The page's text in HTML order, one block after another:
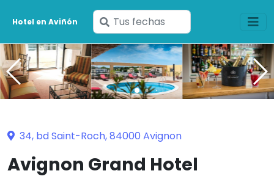
Hotel en Aviñón
Ingresa
tus
fechas
34, bd Saint-Roch, 84000 Avignon
Avignon Grand Hotel